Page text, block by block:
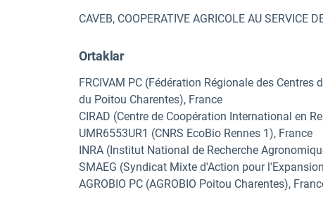
CAVEB, COOPERATIVE AGRICOLE AU SERVICE
Ortaklar
FRCIVAM PC (Fédération Régionale des
du Poitou Charentes), France
CIRAD (Centre de Coopération International en
UMR6553UR1 (CNRS EcoBio Rennes 1), France
INRA (Institut National de Recherche
SMAEG (Syndicat Mixte d'Action pour
AGROBIO PC (AGROBIO Poitou Charentes),